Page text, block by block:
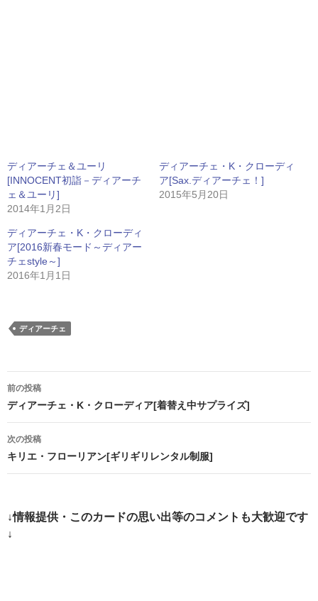
ディアーチェ＆ユーリ
[INNOCENT初詣－ディアーチ
ェ＆ユーリ]
2014年1月2日
ディアーチェ・K・クローディ
ア[Sax.ディアーチェ！]
2015年5月20日
ディアーチェ・K・クローディ
ア[2016新春モード～ディアー
チェstyle～]
2016年1月1日
ディアーチェ
投
稿
ナ
ビ
ー
シ
前の投稿
ディアーチェ・K・クローディア[着替え中サプライズ]
次の投稿
キリエ・フローリアン[ギリギリレンタル制服]
↓情報提供・このカードの思い出等のコメントも大歓迎です
↓